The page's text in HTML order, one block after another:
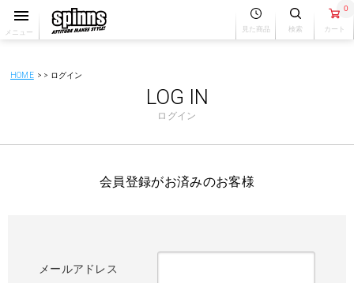
メニュー 見た商品 検索
0
カート
HOME ログイン
LOG IN
ログイン
会員登録がお済みのお客様
メールアドレス